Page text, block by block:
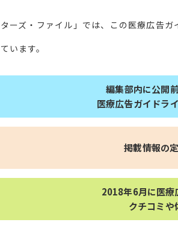
ターズ・ファイル」では、この医療広告
います。
編集部内に公開
医療広告ガイドラ
掲載情報の
2018年6月に医療
クチコミや